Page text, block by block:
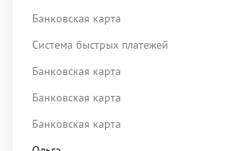
Банковская карта
Система быстрых платежей
Банковская карта
Банковская карта
Банковская карта